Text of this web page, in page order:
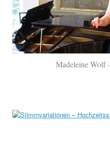
Madeleine Wolf